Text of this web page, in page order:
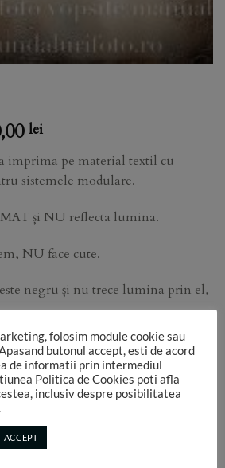
leiPrice
300,00 lei
through
500,00 lei
imprima pe material textil cu
sistemele modulare.
și NU reflecta lumina.
NU face cute.
negru și nu trece lumina prin el,
care vezi imaginea, de setările
folosită în studio, culorile pot sa
folosim module cookie sau
butonul accept, esti de acord
de informatii prin intermediul
Politica de Cookies poti afla
inclusiv despre posibilitatea
ACCEPT